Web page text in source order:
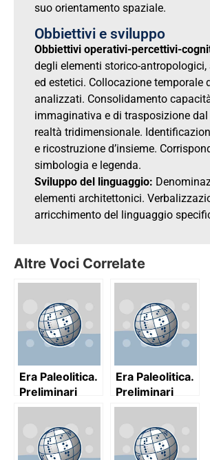
suo orientamento spaziale.
Obbiettivi e sviluppo
Obbiettivi operativi-percettivi-
degli elementi storico-
ed estetici. Collocazione temporale
analizzati. Consolidamento
immaginativa e di trasposizione
realtà tridimensionale.
e ricostruzione d’insieme.
simbologia e legenda.
Sviluppo del linguaggio:
elementi architettonici.
arricchimento del linguaggio
Altre Voci Correlate
Era Paleolitica.
Preliminari
dell’architettura:
caverna e
trilite
Era Paleolitica.
Preliminari
dell’architettura:
caverna e
trilite